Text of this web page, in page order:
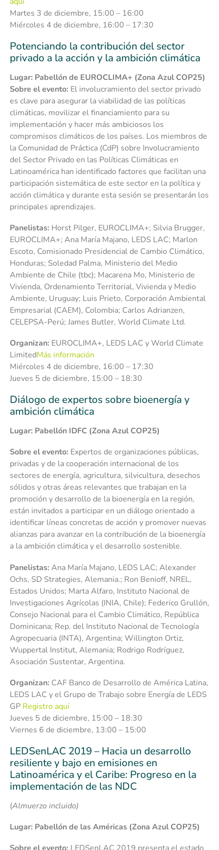
Martes 3 de diciembre, 15:00 – 16:00
Miércoles 4 de diciembre, 16:00 – 17:30
Potenciando la contribución del sector
privado a la acción y la ambición climática
Lugar: Pabellón de EUROCLIMA+ (Zona Azul COP25)
Sobre el evento: El involucramiento del sector privado
es clave para asegurar la viabilidad de las políticas
climáticas, movilizar el financiamiento para su
implementación y hacer más ambiciosos los
compromisos climáticos de los países. Los miembros de
la Comunidad de Práctica (CdP) sobre Involucramiento
del Sector Privado en las Políticas Climáticas en
Latinoamérica han identificado factores que facilitan una
participación sistemática de este sector en la política y
acción climática y durante esta sesión se presentarán los
principales aprendizajes.
Panelistas: Horst Pilger, EUROCLIMA+; Silvia Brugger,
EUROCLIMA+; Ana María Majano, LEDS LAC; Marlon
Escoto, Comisionado Presidencial de Cambio Climático,
Honduras; Soledad Palma, Ministerio del Medio
Ambiente de Chile (tbc); Macarena Mo, Ministerio de
Vivienda, Ordenamiento Territorial, Vivienda y Medio
Ambiente, Uruguay; Luis Prieto, Corporación Ambiental
Empresarial (CAEM), Colombia; Carlos Adrianzen,
CELEPSA-Perú; James Butler, World Climate Ltd.
Organizan: EUROCLIMA+, LEDS LAC y World Climate
LimitedMás información
Miércoles 4 de diciembre, 16:00 – 17:30
Jueves 5 de diciembre, 15:00 – 18:30
Diálogo de expertos sobre bioenergía y
ambición climática
Lugar: Pabellón IDFC (Zona Azul COP25)
Sobre el evento: Expertos de organizaciones públicas,
privadas y de la cooperación internacional de los
sectores de energía, agricultura, silvicultura, desechos
sólidos y otras áreas relevantes que trabajan en la
promoción y desarrollo de la bioenergía en la región,
están invitados a participar en un diálogo orientado a
identificar líneas concretas de acción y promover nuevas
alianzas para avanzar en la contribución de la bioenergía
a la ambición climática y el desarrollo sostenible.
Panelistas: Ana María Majano, LEDS LAC; Alexander
Ochs, SD Strategies, Alemania.; Ron Benioff, NREL,
Estados Unidos; Marta Alfaro, Instituto Nacional de
Investigaciones Agrícolas (INIA, Chile); Federico Grullón,
Consejo Nacional para el Cambio Climático, República
Dominicana; Rep. del Instituto Nacional de Tecnología
Agropecuaria (INTA), Argentina; Willington Ortiz,
Wuppertal Institut, Alemania; Rodrigo Rodríguez,
Asociación Sustentar, Argentina.
Organizan: CAF Banco de Desarrollo de América Latina,
LEDS LAC y el Grupo de Trabajo sobre Energía de LEDS
GP Registro aquí
Jueves 5 de diciembre, 15:00 – 18:30
Viernes 6 de diciembre, 13:00 – 15:00
LEDSenLAC 2019 – Hacia un desarrollo
resiliente y bajo en emisiones en
Latinoamérica y el Caribe: Progreso en la
implementación de las NDC
(Almuerzo incluido)
Lugar: Pabellón de las Américas (Zona Azul COP25)